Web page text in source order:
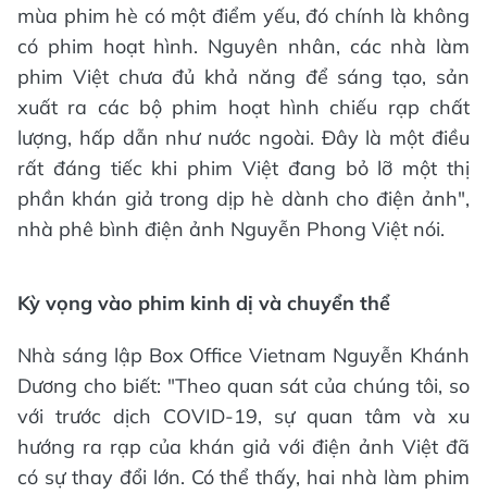
mùa phim hè có một điểm yếu, đó chính là không
có phim hoạt hình. Nguyên nhân, các nhà làm
phim Việt chưa đủ khả năng để sáng tạo, sản
xuất ra các bộ phim hoạt hình chiếu rạp chất
lượng, hấp dẫn như nước ngoài. Đây là một điều
rất đáng tiếc khi phim Việt đang bỏ lỡ một thị
phần khán giả trong dịp hè dành cho điện ảnh",
nhà phê bình điện ảnh Nguyễn Phong Việt nói.
Kỳ vọng vào phim kinh dị và chuyển thể
Nhà sáng lập Box Office Vietnam Nguyễn Khánh
Dương cho biết: "Theo quan sát của chúng tôi, so
với trước dịch COVID-19, sự quan tâm và xu
hướng ra rạp của khán giả với điện ảnh Việt đã
có sự thay đổi lớn. Có thể thấy, hai nhà làm phim